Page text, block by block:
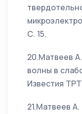
С. 15.
20.Матвеев
волны в
Известия
21.Матвеев